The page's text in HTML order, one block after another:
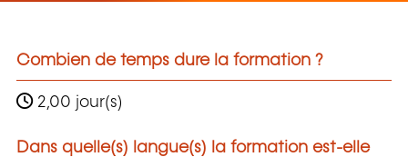
Combien de temps dure la formation ?
2,00 jour(s)
Dans quelle(s) langue(s) la formation est-elle